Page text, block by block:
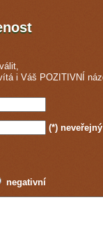
i Váš POZITIVNÍ
(*) neveřejný
negativní